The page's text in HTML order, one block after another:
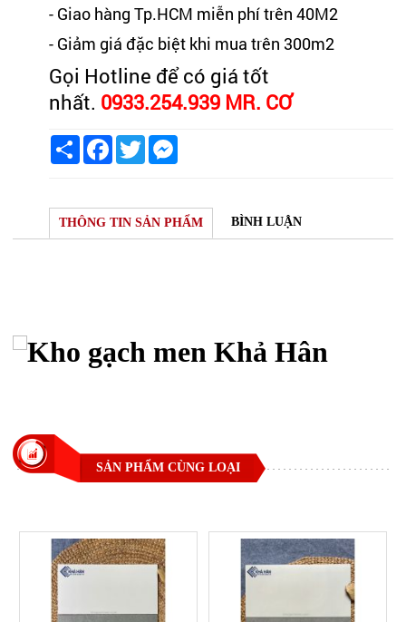
- Giao hàng Tp.HCM miễn phí trên 40M2
- Giảm giá đặc biệt khi mua trên 300m2
Gọi Hotline để có giá tốt
nhất. 0933.254.939 MR. CƠ
Share Facebook
Twitter
THÔNG TIN SẢN PHẨM BÌNH LUẬN
SẢN PHẨM CÙNG LOẠI